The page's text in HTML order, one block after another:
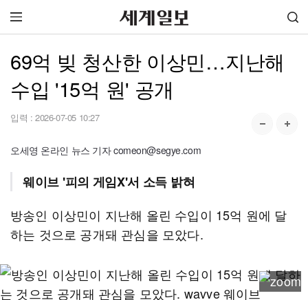
69억 빚 청산한 이상민…지난해
수입 '15억 원' 공개
입력 : 2026-07-05 10:27
오세영 온라인 뉴스 기자 comeon@segye.com
웨이브 '피의 게임X'서 소득 밝혀
방송인 이상민이 지난해 올린 수입이 15억 원에 달
하는 것으로 공개돼 관심을 모았다.